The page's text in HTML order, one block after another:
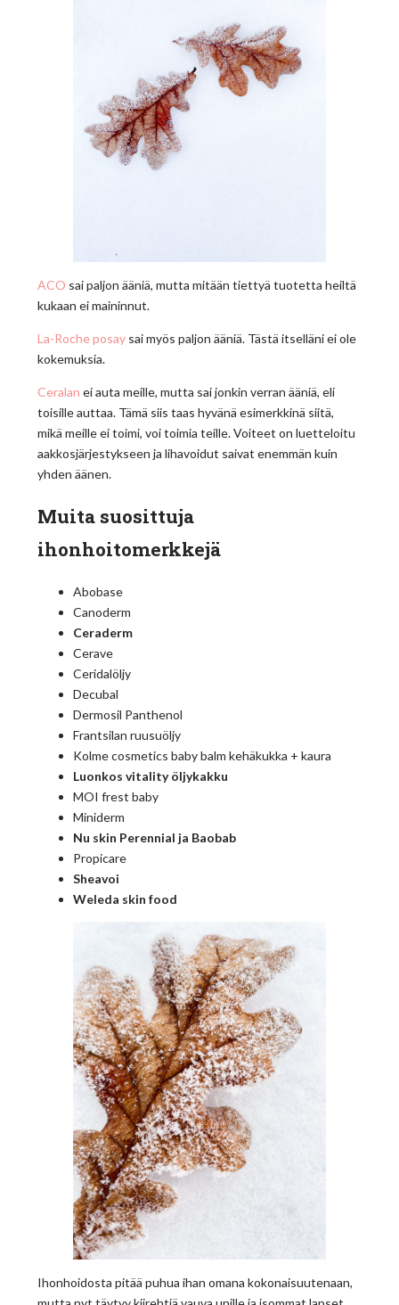
ACO sai paljon ääniä, mutta mitään tiettyä tuotetta heiltä
kukaan ei maininnut.
La-Roche posay sai myös paljon ääniä. Tästä itselläni ei ole
kokemuksia.
Ceralan ei auta meille, mutta sai jonkin verran ääniä, eli
toisille auttaa. Tämä siis taas hyvänä esimerkkinä siitä,
mikä meille ei toimi, voi toimia teille. Voiteet on luetteloitu
aakkosjärjestykseen ja lihavoidut saivat enemmän kuin
yhden äänen.
Muita suosittuja
ihonhoitomerkkejä
Abobase
Canoderm
Ceraderm
Cerave
Ceridalöljy
Decubal
Dermosil Panthenol
Frantsilan ruusuöljy
Kolme cosmetics baby balm kehäkukka + kaura
Luonkos vitality öljykakku
MOI frest baby
Miniderm
Nu skin Perennial ja Baobab
Propicare
Sheavoi
Weleda skin food
Ihonhoidosta pitää puhua ihan omana kokonaisuutenaan,